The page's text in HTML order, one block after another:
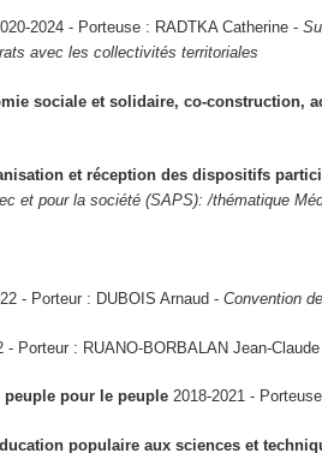
2024 - Porteuse : RADTKA Catherine -
avec les collectivités territoriales
sociale et solidaire, co-construction,
et réception des dispositifs
et pour la société (SAPS): /thématique
- Porteur : DUBOIS Arnaud -Convention
- Porteur : RUANO-BORBALAN Jean-
peuple pour le peuple 2018-2021 -
populaire aux sciences et